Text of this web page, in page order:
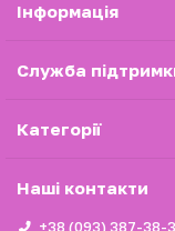
Iнформація
Служба
Категорії
Наші контакти
+38 (093) 387-38-